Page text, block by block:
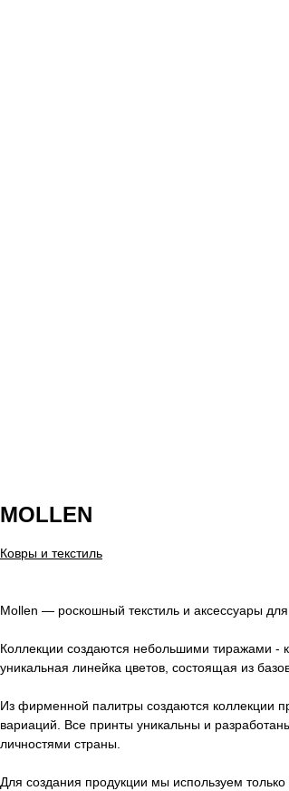
MOLLEN
Ковры и текстиль
Mollen — роскошный текстиль и аксессуары
Коллекции создаются небольшими тиражами
уникальная линейка цветов, состоящая из
Из фирменной палитры создаются коллекции
вариаций. Все принты уникальны и
личностями страны.
Для создания продукции мы используем